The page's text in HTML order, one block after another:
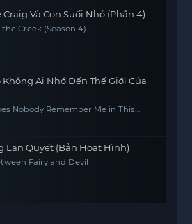
Craig Và Con Suối Nhỏ (Phần 4)
the Creek (Season 4)
Không Ai Nhớ Đến Thế Giới Của
Nobody Remember Me in This
Lan Quyết (Bản Hoạt Hình)
Fairy and Devil